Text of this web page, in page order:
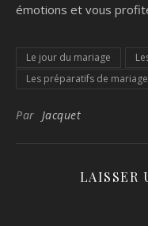
émotions et vous
Le jour du mariage
Les préparatifs de mariage
Par Jacquet
LAISSER